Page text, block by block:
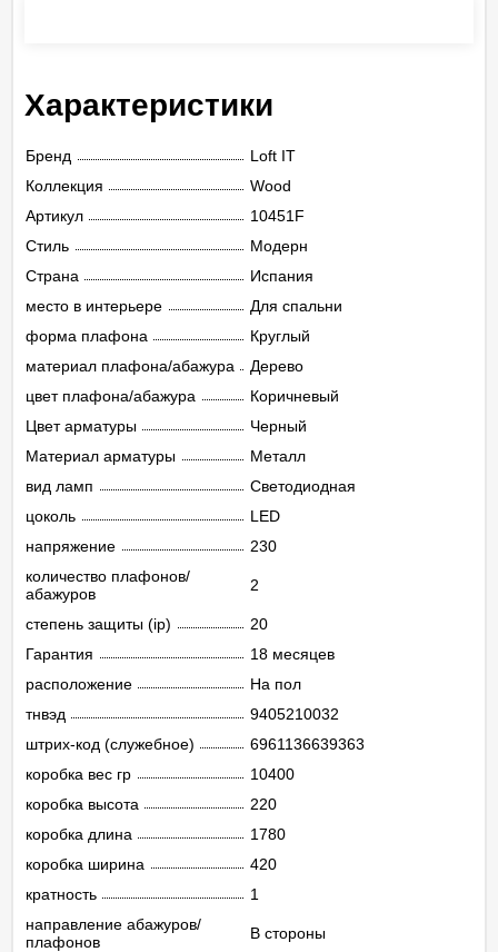
Характеристики
Бренд
Loft IT
Коллекция
Wood
Артикул
10451F
Стиль
Модерн
Страна
Испания
место в интерьере
Для спальни
форма плафона
Круглый
материал плафона/абажура
Дерево
цвет плафона/абажура
Коричневый
Цвет арматуры
Черный
Материал арматуры
Металл
вид ламп
Светодиодная
цоколь
LED
напряжение
230
количество плафонов/
абажуров
2
степень защиты (ip)
20
Гарантия
18 месяцев
расположение
На пол
тнвэд
9405210032
штрих-код (служебное)
6961136639363
коробка вес гр
10400
коробка высота
220
коробка длина
1780
коробка ширина
420
кратность
1
направление абажуров/
плафонов
В стороны